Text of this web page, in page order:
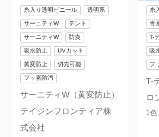
サーニティW（黄変防止）
テイジンフロンティア株
式会社
糸入り透明ビニール 透明系
サーニティW テント
サーニティW 防炎
吸水防止 UVカット
黄変防止 切売可能
フッ素防汚
T-
ロ
糸
青
T-
吸
フ
1色